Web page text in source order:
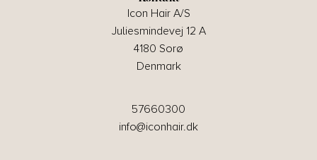
Icon Hair A/S
Juliesmindevej 12 A
4180 Sorø
Denmark
57660300
info@iconhair.dk